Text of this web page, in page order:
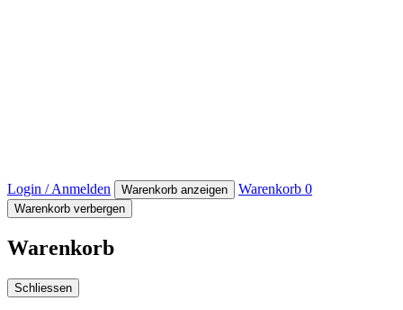
Login / Anmelden Warenkorb anzeigen Warenkorb 0
Warenkorb verbergen
Warenkorb
Schliessen